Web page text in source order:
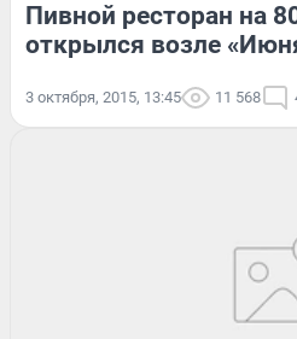
Пивной ресторан на
открылся возле
3 октября, 2015, 13:45 11 568